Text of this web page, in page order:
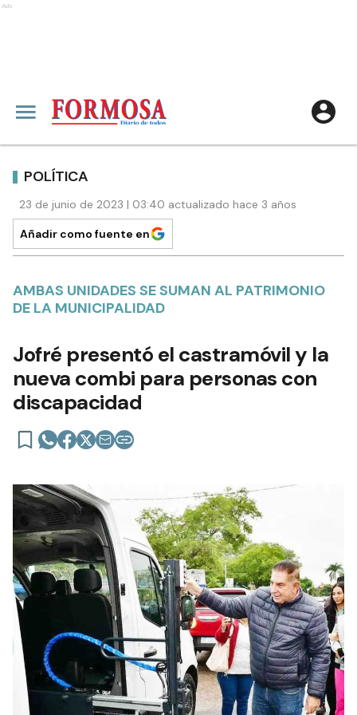
Ads
POLÍTICA
23 de junio de 2023 | 03:40 actualizado hace 3 años
Añadir como fuente en
AMBAS UNIDADES SE SUMAN AL PATRIMONIO
DE LA MUNICIPALIDAD
Jofré presentó el castramóvil y la
nueva combi para personas con
discapacidad